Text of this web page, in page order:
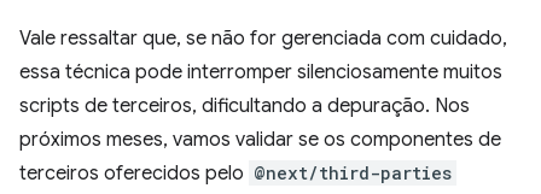
Vale ressaltar que, se não for gerenciada com cuidado,
essa técnica pode interromper silenciosamente muitos
scripts de terceiros, dificultando a depuração. Nos
próximos meses, vamos validar se os componentes de
terceiros oferecidos pelo @next/third-parties